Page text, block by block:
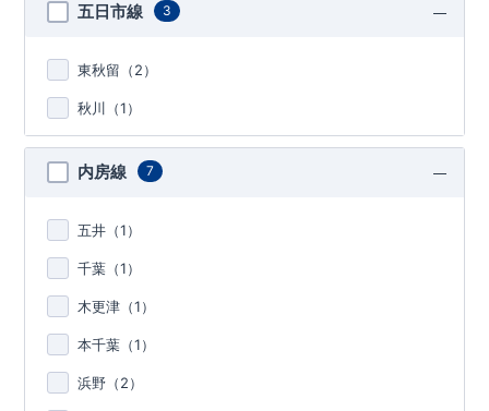
五日市線 3
東秋留（2）
秋川（1）
内房線 7
五井（1）
千葉（1）
木更津（1）
本千葉（1）
浜野（2）